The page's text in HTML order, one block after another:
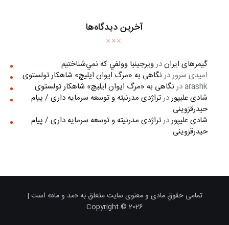
آخرین دیدگاه‌ها
گیمرهای ایراندرويرجينيا وولفي كه نمي‌شناختيم
امیدی سروردر نگاهی به «مرگ ايوان ايليچ» شاهکار تولستوی
arashkدر نگاهی به «مرگ ايوان ايليچ» شاهکار تولستوی
شادی علیپوردرتراژدی مدرنیته و توسعه سرمایه داری / پیام
حیدرقزوینی
شادی علیپوردرتراژدی مدرنیته و توسعه سرمایه داری / پیام
حیدرقزوینی
تمامی حقوقِ مادی و معنوی سایت متعلق به «مد و ماه» است |
Copyright © 2026